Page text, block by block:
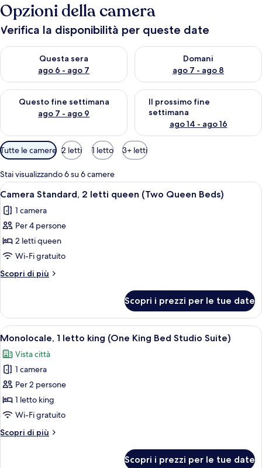
Opzioni della camera
Verifica la disponibilità per queste date
Questa sera
ago 6 - ago 7
Verifica la disponibilità per questa sera, ago 6 - ago 7
Domani
ago 7 - ago 8
Verifica la disponibilità per
Questo fine settimana
ago 7 - ago 9
Verifica la disponibilità per questo fine settimana, ago 7 - ago
Il prossimo fine
settimana
ago 14 - ago 16
Verifica la disponibilità per il
Filtri
disponibili
per
le
camere
Tutte le camere 2 letti 1 letto 3+ letti
Stai visualizzando 6 su 6 camere
Apri
tutte
le
foto
per
Camera
Standard,
2
queen
(Two
Queen
Beds)
Una camera d'albergo con un letto,
5
Camera Standard, 2 letti queen (Two Queen Beds)
1 camera
Per 4 persone
2 letti queen
Wi-Fi gratuito
Scopri di più
Altri
Standard,
letti
(Two
Queen
Beds)
Scopri i prezzi per le tue date
Apri
tutte
le
foto
per
Monolocale,
1
king
Una camera d'albergo con un letto,
4
Monolocale, 1 letto king (One King Bed Studio Suite)
Vista città
1 camera
Per 2 persone
1 letto king
Wi-Fi gratuito
Scopri di più
Altri
Scopri i prezzi per le tue date